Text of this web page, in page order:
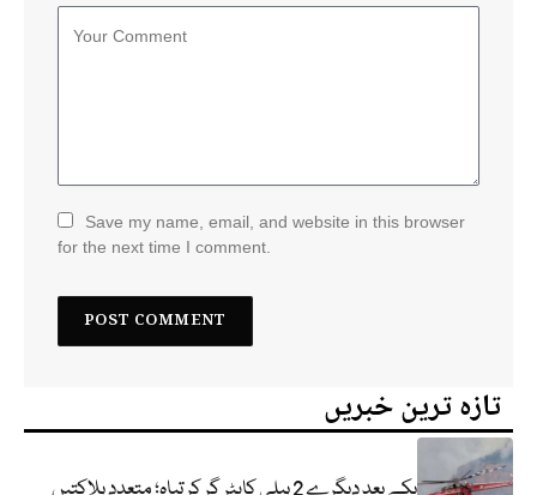
Save my name, email, and website in this browser
for the next time I comment.
تازہ ترین خبریں